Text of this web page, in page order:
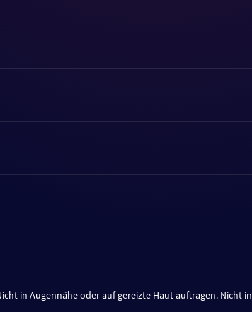
in Augennähe oder auf gereizte Haut auftragen. Nicht in